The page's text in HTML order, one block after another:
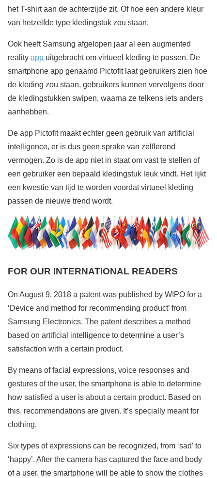
het T-shirt aan de achterzijde zit. Of hoe een andere kleur
van hetzelfde type kledingstuk zou staan.
Ook heeft Samsung afgelopen jaar al een augmented
reality app uitgebracht om virtueel kleding te passen. De
smartphone app genaamd Pictofit laat gebruikers zien hoe
de kleding zou staan, gebruikers kunnen vervolgens door
de kledingstukken swipen, waarna ze telkens iets anders
aanhebben.
De app Pictofit maakt echter geen gebruik van artificial
intelligence, er is dus geen sprake van zelflerend
vermogen. Zo is de app niet in staat om vast te stellen of
een gebruiker een bepaald kledingstuk leuk vindt. Het lijkt
een kwestie van tijd te worden voordat virtueel kleding
passen de nieuwe trend wordt.
FOR OUR INTERNATIONAL READERS
On August 9, 2018 a patent was published by WIPO for a
‘Device and method for recommending product’ from
Samsung Electronics. The patent describes a method
based on artificial intelligence to determine a user’s
satisfaction with a certain product.
By means of facial expressions, voice responses and
gestures of the user, the smartphone is able to determine
how satisfied a user is about a certain product. Based on
this, recommendations are given. It’s specially meant for
clothing.
Six types of expressions can be recognized, from ‘sad’ to
‘happy’. After the camera has captured the face and body
of a user, the smartphone will be able to show the clothes